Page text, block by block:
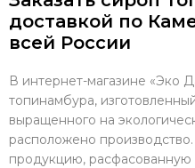
доставкой по
всей России
В интернет-магазине «Эко
топинамбура,
выращенного на
расположено
продукцию, расфасованную